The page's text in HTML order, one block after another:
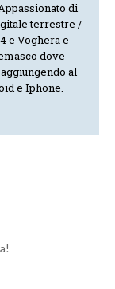
di
terrestre /
e Voghera e
dove
al
e Iphone.